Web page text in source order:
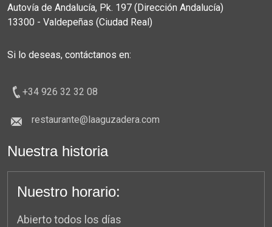
Autovía de Andalucía, Pk. 197 (Dirección Andalucía)
13300 - Valdepeñas (Ciudad Real)
Si lo deseas, contáctanos en:
+34 926 32 32 08
restaurante@laaguzadera.com
Nuestra historia
Nuestro horario:
Abierto todos los días